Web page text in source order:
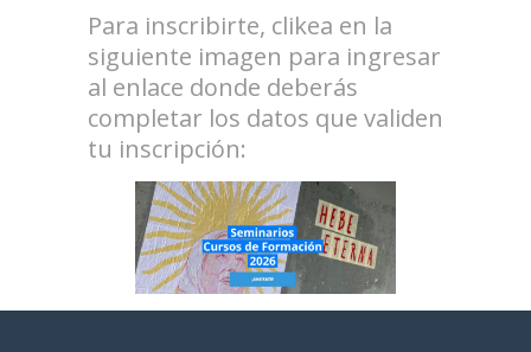
Para inscribirte, clikea en la
siguiente imagen para ingresar
al enlace donde deberás
completar los datos que validen
tu inscripción: